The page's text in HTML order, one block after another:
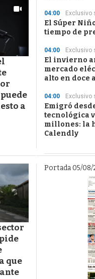
a
que
04:00 Exclusivo
El Súper
tiempo de
04:00 Exclusivo
El invierno
mercado
alto en doce
04:00 Exclusivo
Emigró
tecnológica
millones: la
Calendly
Portada 05/08/